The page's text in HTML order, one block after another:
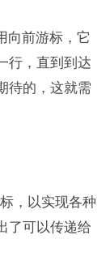
向前游标，它
行，直到到达
待的，这就需
，以实现各种
了可以传递给